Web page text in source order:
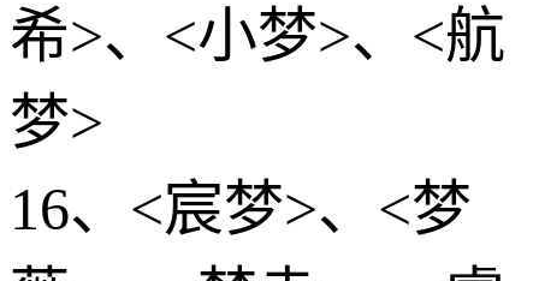
希>、<小梦>、<航
梦>
16、<宸梦>、<梦